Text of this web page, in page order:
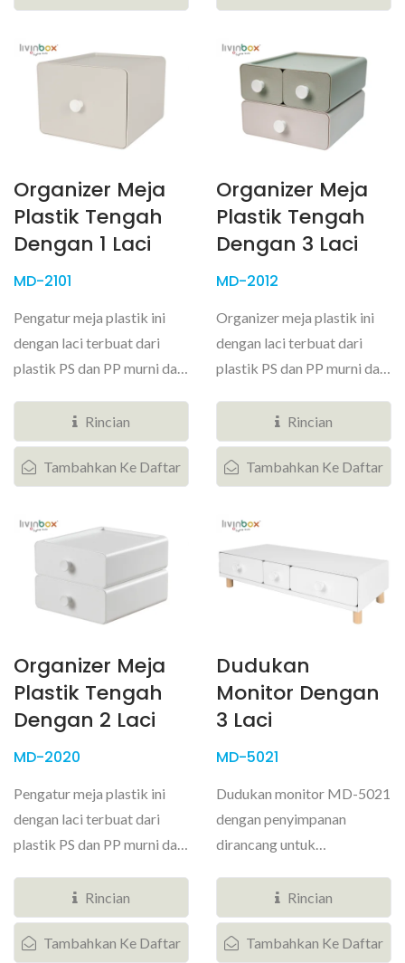
Organizer Meja
Plastik Tengah
Dengan 1 Laci
MD-2101
Pengatur meja plastik ini
dengan laci terbuat dari
plastik PS dan PP murni dan
Rincian
Tambahkan Ke Daftar
Organizer Meja
Plastik Tengah
Dengan 3 Laci
MD-2012
Organizer meja plastik ini
dengan laci terbuat dari
plastik PS dan PP murni dan
Rincian
Tambahkan Ke Daftar
Organizer Meja
Plastik Tengah
Dengan 2 Laci
MD-2020
Pengatur meja plastik ini
dengan laci terbuat dari
plastik PS dan PP murni dan
Rincian
Tambahkan Ke Daftar
Dudukan
Monitor Dengan
3 Laci
MD-5021
Dudukan monitor MD-5021
dengan penyimpanan
dirancang untuk
sehari-hari sambil...
Rincian
Tambahkan Ke Daftar